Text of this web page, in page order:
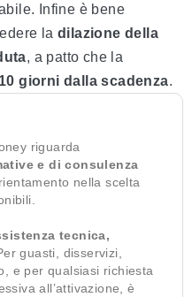
Infine è bene
la dilazione della
, a patto che la
giorni dalla scadenza.
riguarda
e di consulenza
nella scelta
tecnica,
guasti, disservizi,
e per qualsiasi richiesta
all’attivazione, è